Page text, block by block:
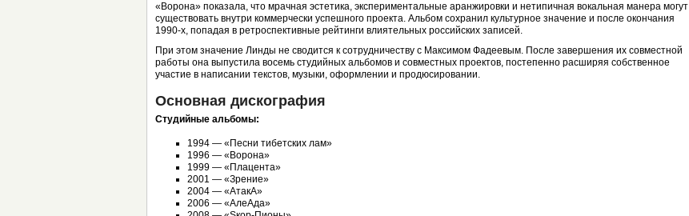
«Ворона» показала, что мрачная эстетика, экспериментальные аранжировки и нетипичная вокальная манера могут
существовать внутри коммерчески успешного проекта. Альбом сохранил культурное значение и после окончания
1990-х, попадая в ретроспективные рейтинги влиятельных российских записей.
При этом значение Линды не сводится к сотрудничеству с Максимом Фадеевым. После завершения их совместной
работы она выпустила восемь студийных альбомов и совместных проектов, постепенно расширяя собственное
участие в написании текстов, музыки, оформлении и продюсировании.
Основная дискография
Студийные альбомы:
1994 — «Песни тибетских лам»
1996 — «Ворона»
1999 — «Плацента»
2001 — «Зрение»
2004 — «АтакА»
2006 — «АлеАда»